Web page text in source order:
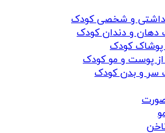
و شخصی کودک
دهان و دندان کودک
پوشاک کودک
از پوست و مو کودک
سر و بدن کودک